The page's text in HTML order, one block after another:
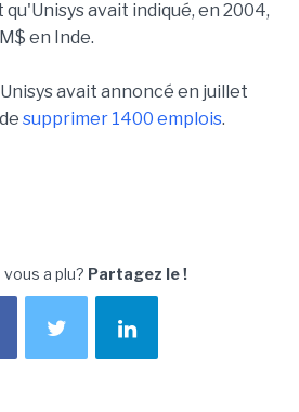
avait indiqué, en 2004,
en Inde.
avait annoncé en juillet
supprimer 1400 emplois.
a plu? Partagez le !